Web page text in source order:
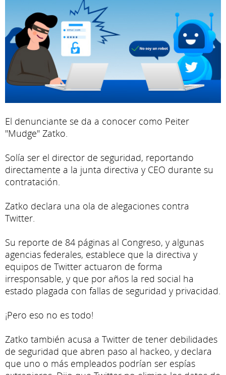
El denunciante se da a conocer como Peiter
"Mudge" Zatko.
Solía ser el director de seguridad, reportando
directamente a la junta directiva y CEO durante su
contratación.
Zatko declara una ola de alegaciones contra
Twitter.
Su reporte de 84 páginas al Congreso, y algunas
agencias federales, establece que la directiva y
equipos de Twitter actuaron de forma
irresponsable, y que por años la red social ha
estado plagada con fallas de seguridad y privacidad.
¡Pero eso no es todo!
Zatko también acusa a Twitter de tener debilidades
de seguridad que abren paso al hackeo, y declara
que uno o más empleados podrían ser espías